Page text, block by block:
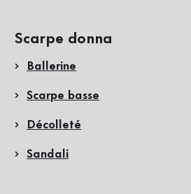
Scarpe donna
Ballerine
Scarpe basse
Décolleté
Sandali